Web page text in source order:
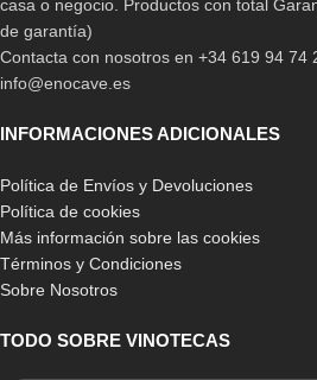
casa o negocio. Productos con total
de garantía)
Contacta con nosotros en +34 619 94 74
info@enocave.es
INFORMACIONES ADICIONALES
Política de Envíos y Devoluciones
Política de cookies
Más información sobre las cookies
Términos y Condiciones
Sobre Nosotros
TODO SOBRE VINOTECAS